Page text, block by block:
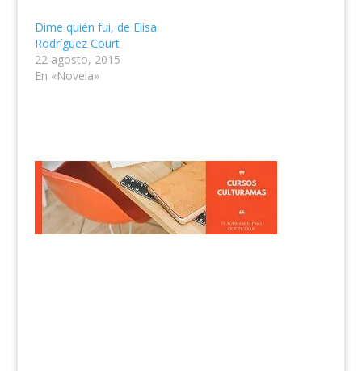
Dime quién fui, de Elisa
Rodríguez Court
22 agosto, 2015
En «Novela»